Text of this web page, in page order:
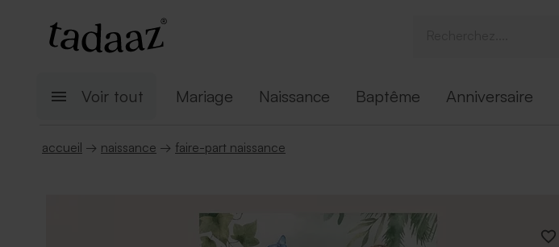
Voir tout Mariage Naissance Baptême Anniversaire
accueil → naissance → faire-part naissance